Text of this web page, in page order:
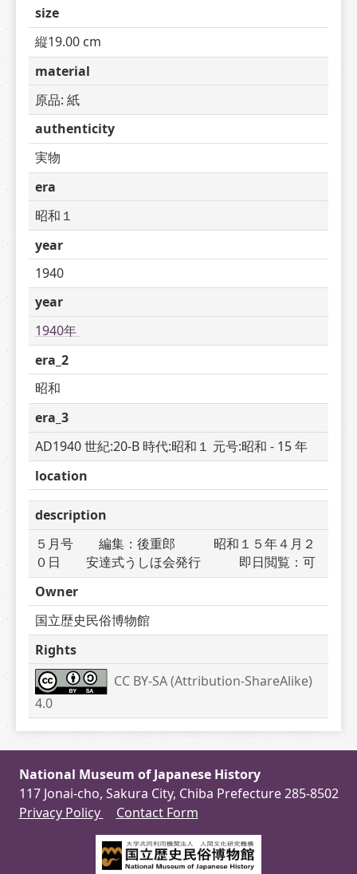
size
縦19.00 cm
material
原品: 紙
authenticity
実物
era
昭和１
year
1940
year
1940年
era_2
昭和
era_3
AD1940 世紀:20-B 時代:昭和１ 元号:昭和 - 15 年
location
description
５月号　　編集：後重郎　　　昭和１５年４月２
０日　　安達式うしほ会発行　　　即日閲覧：可
Owner
国立歴史民俗博物館
Rights
CC BY-SA (Attribution-ShareAlike)
4.0
National Museum of Japanese History
117 Jonai-cho, Sakura City, Chiba Prefecture 285-8502
Privacy Policy
Contact Form